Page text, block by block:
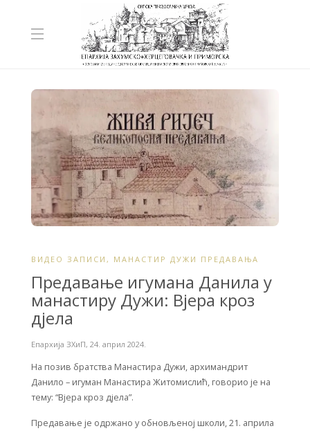
ВИДЕО ЗАПИСИ , МАНАСТИР ДУЖИ ПРЕДАВАЊА
Предавање игумана Данила у
манастиру Дужи: Вјера кроз
дјела
Епархија ЗХиП, 24. април 2024.
На позив братства Манастира Дужи, архимандрит
Данило – игуман Манастира Житомислић, говорио је на
тему: “Вјера кроз дјела”.
Предавање је одржано у обновљеној школи, 21. априла